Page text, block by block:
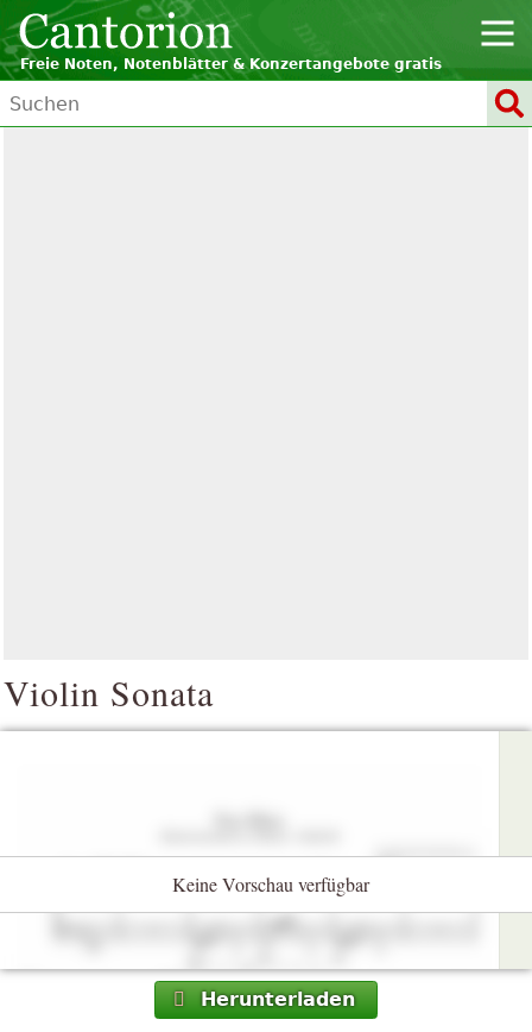
Freie Noten, Notenblätter & Konzertangebote gratis
Violin Sonata
Keine Vorschau verfügbar
Herunterladen